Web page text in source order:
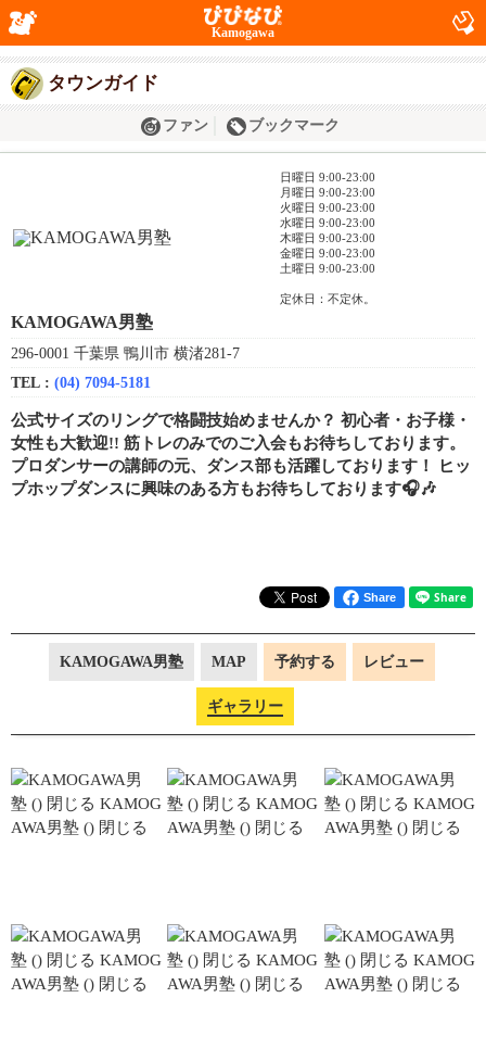
Kamogawa
タウンガイド
ファン ブックマーク
日曜日 9:00-23:00
月曜日 9:00-23:00
火曜日 9:00-23:00
水曜日 9:00-23:00
木曜日 9:00-23:00
金曜日 9:00-23:00
土曜日 9:00-23:00
定休日：不定休。
KAMOGAWA男塾
296-0001 千葉県 鴨川市 横渚281-7
TEL : (04) 7094-5181
公式サイズのリングで格闘技始めませんか？ 初心者・お子様・
女性も大歓迎!! 筋トレのみでのご入会もお待ちしております。
プロダンサーの講師の元、ダンス部も活躍しております！ ヒッ
プホップダンスに興味のある方もお待ちしております🎧🎶
Share
KAMOGAWA男塾 MAP 予約する レビュー
ギャラリー